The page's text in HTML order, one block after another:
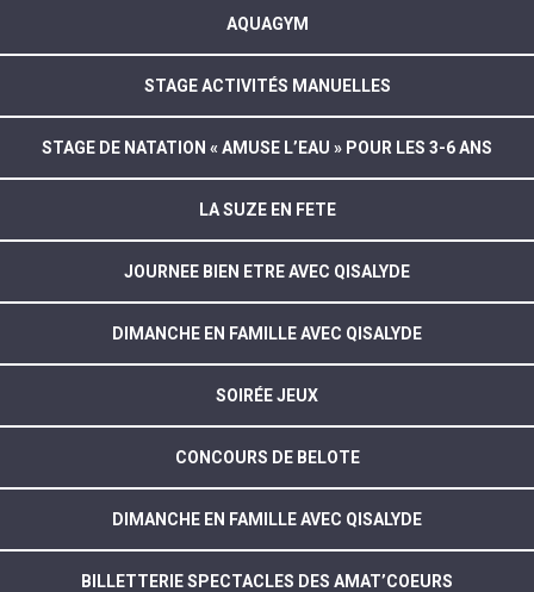
AQUAGYM
STAGE ACTIVITÉS MANUELLES
STAGE DE NATATION « AMUSE L’EAU » POUR LES 3-6 ANS
LA SUZE EN FETE
JOURNEE BIEN ETRE AVEC QISALYDE
DIMANCHE EN FAMILLE AVEC QISALYDE
SOIRÉE JEUX
CONCOURS DE BELOTE
DIMANCHE EN FAMILLE AVEC QISALYDE
BILLETTERIE SPECTACLES DES AMAT’COEURS